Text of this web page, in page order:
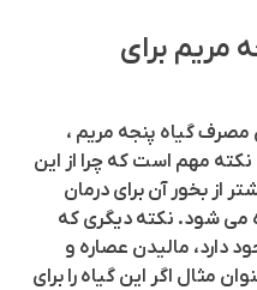
مریم برای
گیاه پنجه مریم ،
نکته مهم است که چرا از این
از بخور آن برای درمان
می شود. نکته دیگری که
دارد، مالیدن عصاره و
مثال اگر این گیاه را برای